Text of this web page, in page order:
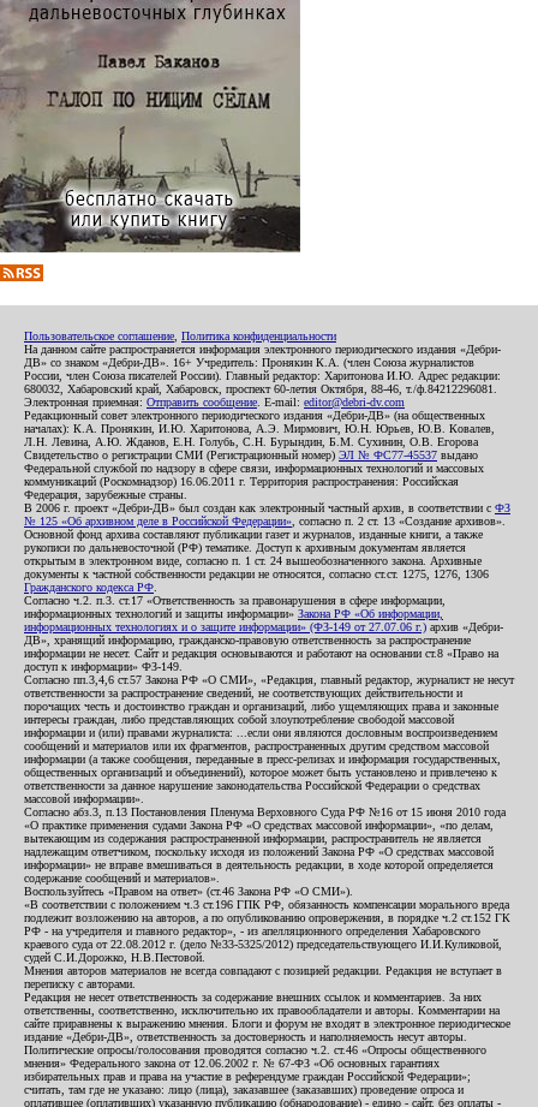
Пользовательское соглашение Политика конфиденциальности
На данном сайте распространяется информация электронного периодического издания «Дебри-
ДВ» со знаком «Дебри-ДВ». 16+ Учредитель: Пронякин К.А. (член Союза журналистов
России, член Союза писателей России). Главный редактор: Харитонова И.Ю. Адрес редакции:
680032, Хабаровский край, Хабаровск, проспект 60-летия Октября, 88-46, т./ф.84212296081.
Электронная приемная: Отправить сообщение . E-mail: editor@debri-dv.com
Редакционный совет электронного периодического издания «Дебри-ДВ» (на общественных
началах): К.А. Пронякин, И.Ю. Харитонова, А.Э. Мирмович, Ю.Н. Юрьев, Ю.В. Ковалев,
Л.Н. Левина, А.Ю. Жданов, Е.Н. Голубь, С.Н. Бурындин, Б.М. Сухинин, О.В. Егорова
Свидетельство о регистрации СМИ (Регистрационный номер) ЭЛ № ФС77-45537 выдано
Федеральной службой по надзору в сфере связи, информационных технологий и массовых
коммуникаций (Роскомнадзор) 16.06.2011 г. Территория распространения: Российская
Федерация, зарубежные страны.
В 2006 г. проект «Дебри-ДВ» был создан как электронный частный архив, в соответствии с ФЗ
№ 125 «Об архивном деле в Российской Федерации» , согласно п. 2 ст. 13 «Создание архивов».
Основной фонд архива составляют публикации газет и журналов, изданные книги, а также
рукописи по дальневосточной (РФ) тематике. Доступ к архивным документам является
открытым в электронном виде, согласно п. 1 ст. 24 вышеобозначенного закона. Архивные
документы к частной собственности редакции не относятся, согласно ст.ст. 1275, 1276, 1306
Гражданского кодекса РФ
Согласно ч.2. п.3. ст.17 «Ответственность за правонарушения в сфере информации,
информационных технологий и защиты информации» Закона РФ «Об информации,
информационных технологиях и о защите информации» (ФЗ-149 от 27.07.06 г.) архив «Дебри-
ДВ», хранящий информацию, гражданско-правовую ответственность за распространение
информации не несет. Сайт и редакция основываются и работают на основании ст.8 «Право на
доступ к информации» ФЗ-149.
Согласно пп.3,4,6 ст.57 Закона РФ «О СМИ», «Редакция, главный редактор, журналист не несут
ответственности за распространение сведений, не соответствующих действительности и
порочащих честь и достоинство граждан и организаций, либо ущемляющих права и законные
интересы граждан, либо представляющих собой злоупотребление свободой массовой
информации и (или) правами журналиста: ...если они являются дословным воспроизведением
сообщений и материалов или их фрагментов, распространенных другим средством массовой
информации (а также сообщения, переданные в пресс-релизах и информация государственных,
общественных организаций и объединений), которое может быть установлено и привлечено к
ответственности за данное нарушение законодательства Российской Федерации о средствах
массовой информации».
Согласно абз.3, п.13 Постановления Пленума Верховного Суда РФ №16 от 15 июня 2010 года
«О практике применения судами Закона РФ «О средствах массовой информации», «по делам,
вытекающим из содержания распространенной информации, распространитель не является
надлежащим ответчиком, поскольку исходя из положений Закона РФ «О средствах массовой
информации» не вправе вмешиваться в деятельность редакции, в ходе которой определяется
содержание сообщений и материалов».
Воспользуйтесь «Правом на ответ» (ст.46 Закона РФ «О СМИ»).
«В соответствии с положением ч.3 ст.196 ГПК РФ, обязанность компенсации морального вреда
подлежит возложению на авторов, а по опубликованию опровержения, в порядке ч.2 ст.152 ГК
РФ - на учредителя и главного редактор», - из апелляционного определения Хабаровского
краевого суда от 22.08.2012 г. (дело №33-5325/2012) председательствующего И.И.Куликовой,
судей С.И.Дорожко, Н.В.Пестовой.
Мнения авторов материалов не всегда совпадают с позицией редакции. Редакция не вступает в
переписку с авторами.
Редакция не несет ответственность за содержание внешних ссылок и комментариев. За них
ответственны, соответственно, исключительно их правообладатели и авторы. Комментарии на
сайте приравнены к выражению мнения. Блоги и форум не входят в электронное периодическое
издание «Дебри-ДВ», ответственность за достоверность и наполняемость несут авторы.
Политические опросы/голосования проводятся согласно ч.2. ст.46 «Опросы общественного
мнения» Федерального закона от 12.06.2002 г. № 67-ФЗ «Об основных гарантиях
избирательных прав и права на участие в референдуме граждан Российской Федерации»;
считать, там где не указано: лицо (лица), заказавшее (заказавших) проведение опроса и
оплатившее (оплативших) указанную публикацию (обнародование) - едино - сайт, без оплаты -